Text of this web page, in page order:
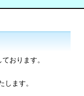
おります。
します。